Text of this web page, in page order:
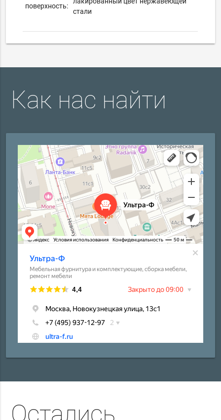
поверхность:
стали
Как нас найти
Остались